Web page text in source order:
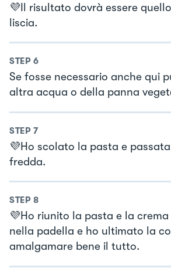
💜Il risultato dovrà essere
liscia.
STEP 6
Se fosse necessario anche qui
altra acqua o della panna
STEP 7
💜Ho scolato la pasta e
fredda.
STEP 8
💜Ho riunito la pasta e la
nella padella e ho ultimato la
amalgamare bene il tutto.